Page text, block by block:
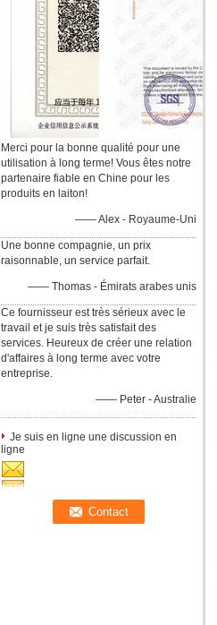
Merci pour la bonne qualité pour une
utilisation à long terme! Vous êtes notre
partenaire fiable en Chine pour les
produits en laiton!
—— Alex - Royaume-Uni
Une bonne compagnie, un prix
raisonnable, un service parfait.
—— Thomas - Émirats arabes unis
Ce fournisseur est très sérieux avec le
travail et je suis très satisfait des
services. Heureux de créer une relation
d'affaires à long terme avec votre
entreprise.
—— Peter - Australie
Je suis en ligne une discussion en
ligne